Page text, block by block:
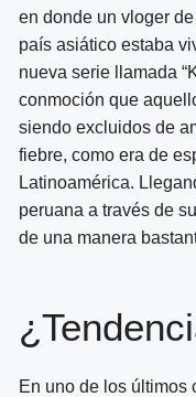
en donde un vloger
país asiático estaba
nueva serie llamada
conmoción que
siendo excluidos de
fiebre, como era de
Latinoamérica.
peruana a través de
de una manera
En uno de los últimos